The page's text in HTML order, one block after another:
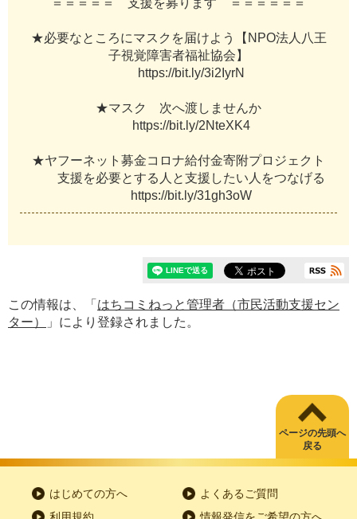
＝ ＝ ＝ ＝ ＝ 支援を募 り ま す ＝ ＝ ＝ ＝ ＝ ＝
★必要なと こ ろにマス ク を届けよ う 【 N PO法人 八 王
子視覚障害者福祉協会 】
https://bit. y/3i2 yrN
★マス ク 次へ渡し ま せんか
https://bit. y/2NteXK4
★ヤフーネッ ト 募金コ ロナ給付金寄附プロ ジ ェ ク ト
支援を必要とする 人 と支援 したい 人 をつなげる
https://bit. y/31gh3oW
この情報は、「 はちコミねっと管理者（市民活動支援セン
ター）
」により登録されました。
ページの先頭へ
戻る
はじめての方へ
よくあるご質問